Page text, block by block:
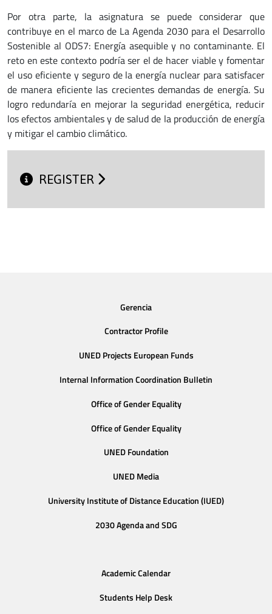
Por otra parte, la asignatura se puede considerar que
contribuye en el marco de La Agenda 2030 para el Desarrollo
Sostenible al ODS7: Energía asequible y no contaminante. El
reto en este contexto podría ser el de hacer viable y fomentar
el uso eficiente y seguro de la energía nuclear para satisfacer
de manera eficiente las crecientes demandas de energía. Su
logro redundaría en mejorar la seguridad energética, reducir
los efectos ambientales y de salud de la producción de energía
y mitigar el cambio climático.
REGISTER
Gerencia
Contractor Profile
UNED Projects European Funds
Internal Information Coordination Bulletin
Office of Gender Equality
Office of Gender Equality
UNED Foundation
UNED Media
University Institute of Distance Education (IUED)
2030 Agenda and SDG
Academic Calendar
Students Help Desk